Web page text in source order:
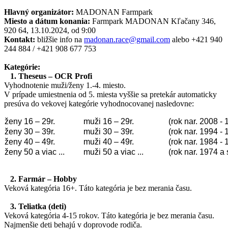
Hlavný organizátor: MADONAN Farmpark
Miesto a dátum konania: Farmpark MADONAN Kľačany 346,
920 64, 13.10.2024, od 9:00
Kontakt: bližšie info na madonan.race@gmail.com alebo +421 940
244 884 / +421 908 677 753
Kategórie:
1. Theseus – OCR Profi
Vyhodnotenie muži/ženy 1.-4. miesto.
V prípade umiestnenia od 5. miesta vyššie sa pretekár automaticky
presúva do vekovej kategórie vyhodnocovanej nasledovne:
ženy 16 – 29r. muži 16 – 29r.
(rok nar. 2008 -
ženy 30 – 39r.
muži 30 – 39r.
(rok nar. 1994 -
ženy 40 – 49r.
muži 40 – 49r.
(rok nar. 1984 -
ženy 50 a viac ...
muži 50 a viac ... (rok nar. 1974 a
2. Farmár – Hobby
Veková kategória 16+. Táto kategória je bez merania času.
3. Teliatka (deti)
Veková kategória 4-15 rokov. Táto kategória je bez merania času.
Najmenšie deti behajú v doprovode rodiča.